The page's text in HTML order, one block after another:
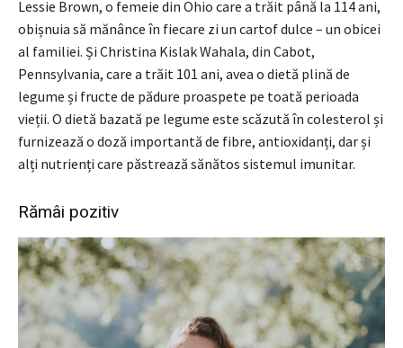
Lessie Brown, o femeie din Ohio care a trăit până la 114 ani,
obișnuia să mănânce în fiecare zi un cartof dulce – un obicei
al familiei. Și Christina Kislak Wahala, din Cabot,
Pennsylvania, care a trăit 101 ani, avea o dietă plină de
legume și fructe de pădure proaspete pe toată perioada
vieții. O dietă bazată pe legume este scăzută în colesterol și
furnizează o doză importantă de fibre, antioxidanți, dar și
alți nutrienți care păstrează sănătos sistemul imunitar.
Rămâi pozitiv